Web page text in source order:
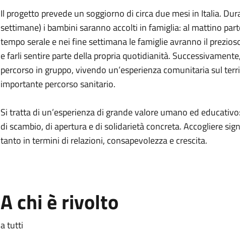
Il progetto prevede un soggiorno di circa due mesi in Italia.
settimane) i bambini saranno accolti in famiglia: al mattino
tempo serale e nei fine settimana le famiglie avranno il
e farli sentire parte della propria quotidianità.
percorso in gruppo, vivendo un’esperienza comunitaria sul
importante percorso sanitario.
Si tratta di un’esperienza di grande valore umano ed
di scambio, di apertura e di solidarietà concreta. Accogliere
tanto in termini di relazioni, consapevolezza e crescita.
A chi è rivolto
a tutti